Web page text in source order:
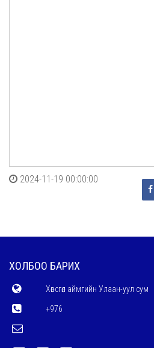
2024-11-19 00:00:00
ХОЛБОО БАРИХ
Хөвсгөл аймгийн Улаан-уул сум
+976